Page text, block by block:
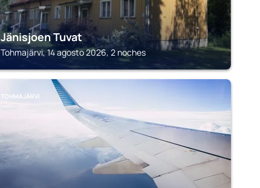
Jänisjoen Tuvat
Tohmajärvi, 14 agosto 2026, 2 noches
TOHMAJÄRVI